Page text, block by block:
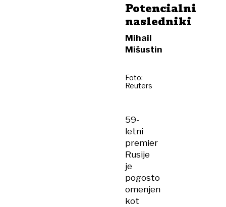
Potencialni
nasledniki
Mihail
Mišustin
Foto:
Reuters
59-
letni
premier
Rusije
je
pogosto
omenjen
kot